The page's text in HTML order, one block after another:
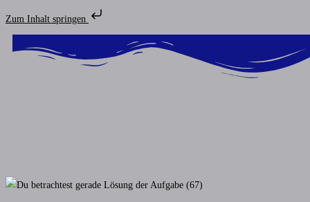
Zum Inhalt springen